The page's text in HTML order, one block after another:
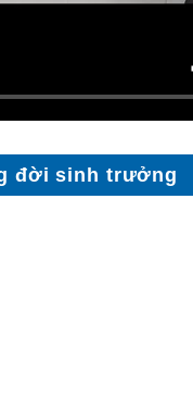
đời sinh trưởng